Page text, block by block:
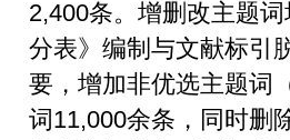
2,400条。增删改主题
分表》编制与文献标引
要，增加非优选主题词
词11,000余条，同时删